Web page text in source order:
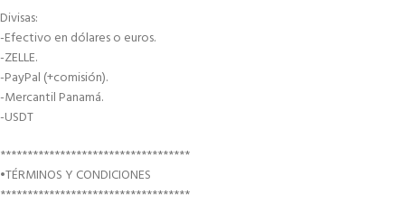
Divisas:
-Efectivo en dólares o euros.
-ZELLE.
-PayPal (+comisión).
-Mercantil Panamá.
-USDT
***********************************
•TÉRMINOS Y CONDICIONES
***********************************